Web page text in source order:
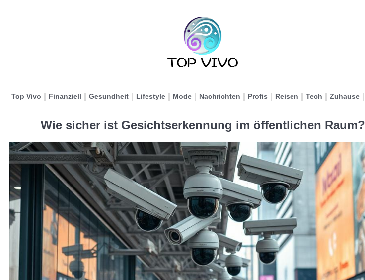
Top Vivo Finanziell Gesundheit Lifestyle Mode Nachrichten Profis Reisen Tech Zuhause
Wie sicher ist Gesichtserkennung im öffentlichen Raum?